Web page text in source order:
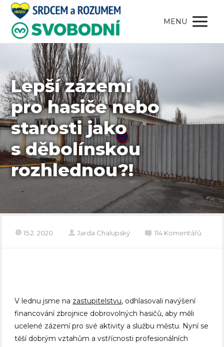
MENU
Lepší zázemí
pro hasiče nebo
starosti jako
s děbolínskou
rozhlednou?!
15.2. 2020 Jarda Chalupský 114 Komentářů
V lednu jsme na zastupitelstvu, odhlasovali navýšení
financování zbrojnice dobrovolných hasičů, aby měli
ucelené zázemí pro své aktivity a službu městu. Nyní se
těší dobrým vztahům a vstřícnosti profesionálních